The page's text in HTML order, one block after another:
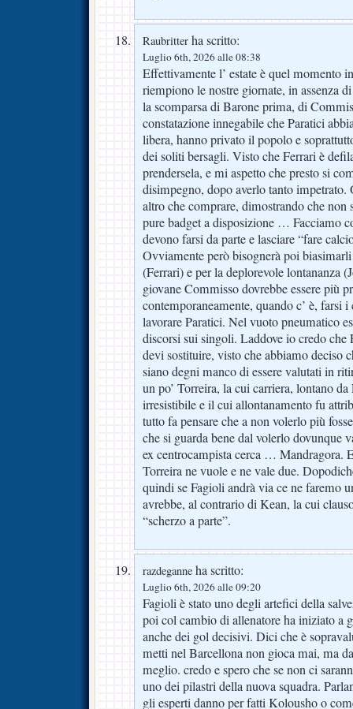
Raubritter ha scritto:
Luglio 6th, 2026 alle 08:38
Effettivamente l’ estate è quel momento
riempiono le nostre giornate, in assenza
la scomparsa di Barone prima, di
constatazione innegabile che Paratici
libera, hanno privato il popolo e
dei soliti bersagli. Visto che Ferrari è
prendersela, e mi aspetto che presto si
disimpegno, dopo averlo tanto impetrato.
altro che comprare, dimostrando che non
pure badget a disposizione … Facciamo
devono farsi da parte e lasciare “fare
Ovviamente però bisognerà poi
(Ferrari) e per la deplorevole lontananza
giovane Commisso dovrebbe essere più
contemporaneamente, quando c’ è, farsi
lavorare Paratici. Nel vuoto pneumatico
discorsi sui singoli. Laddove io credo
devi sostituire, visto che abbiamo deciso
siano degni manco di essere valutati in
un po’ Torreira, la cui carriera, lontano
irresistibile e il cui allontanamento fu
tutto fa pensare che a non volerlo più
che si guarda bene dal volerlo dovunque
ex centrocampista cerca … Mandragora.
Torreira ne vuole e ne vale due.
quindi se Fagioli andrà via ce ne faremo
avrebbe, al contrario di Kean, la cui
“scherzo a parte”.
razdeganne ha scritto:
Luglio 6th, 2026 alle 09:20
Fagioli è stato uno degli artefici della
poi col cambio di allenatore ha iniziato a
anche dei gol decisivi. Dici che è
metti nel Barcellona non gioca mai, ma
meglio. credo e spero che se non ci
uno dei pilastri della nuova squadra.
gli esperti danno per fatti Kolousho o